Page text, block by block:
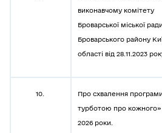
виконавчому комітету
Броварської міської
Броварського району
області від 28.11.2023
10.
Про схвалення
турботою про кожного»
2026 роки.